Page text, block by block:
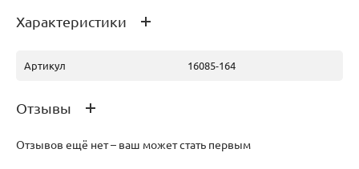
Характеристики
Артикул 16085-164
Отзывы
Отзывов ещё нет – ваш может стать первым